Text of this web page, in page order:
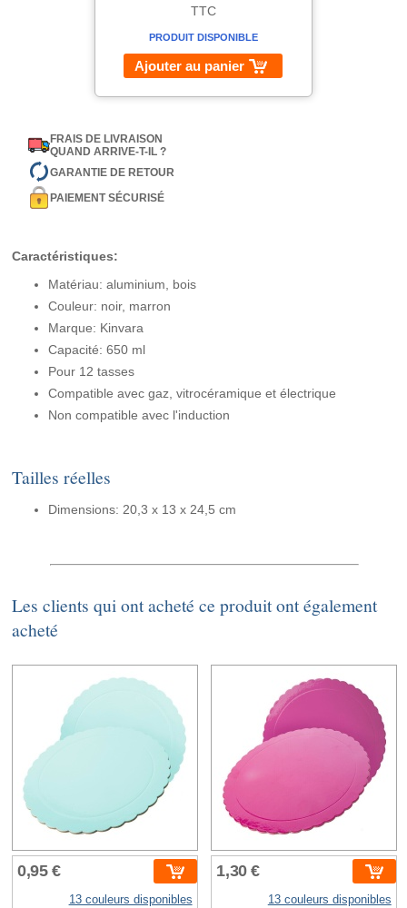
TTC
PRODUIT DISPONIBLE
Ajouter au panier
FRAIS DE LIVRAISON
QUAND ARRIVE-T-IL ?
GARANTIE DE RETOUR
PAIEMENT SÉCURISÉ
Caractéristiques:
Matériau: aluminium, bois
Couleur: noir, marron
Marque: Kinvara
Capacité: 650 ml
Pour 12 tasses
Compatible avec gaz, vitrocéramique et électrique
Non compatible avec l'induction
Tailles réelles
Dimensions: 20,3 x 13 x 24,5 cm
Les clients qui ont acheté ce produit ont également
acheté
0,95 €
13 couleurs disponibles
1,30 €
13 couleurs disponibles